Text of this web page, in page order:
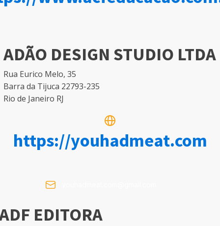
ADÃO DESIGN STUDIO LTDA
Rua Eurico Melo, 35
Barra da Tijuca 22793-235
Rio de Janeiro RJ
https://youhadmeat.com
EDITORA